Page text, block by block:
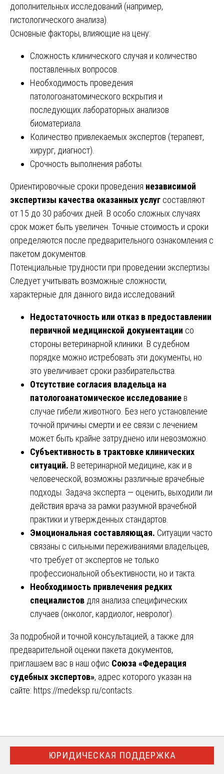
дополнительных исследований (например,
гистологического анализа).
Основные факторы, влияющие на цену:
Сложность клинического случая и количество
поставленных вопросов.
Необходимость проведения
патологоанатомического вскрытия и
последующих лабораторных анализов
биоматериала.
Количество привлекаемых экспертов (терапевт,
хирург, диагност).
Срочность выполнения работы.
Ориентировочные сроки проведения независимой
экспертизы качества оказанных услуг составляют
от 15 до 30 рабочих дней. В особо сложных случаях
срок может быть увеличен. Точные стоимость и сроки
определяются после предварительного ознакомления с
пакетом документов.
Потенциальные трудности при проведении экспертизы
Следует учитывать возможные сложности,
характерные для данного вида исследований:
Недостаточность или отказ в предоставлении
первичной медицинской документации со
стороны ветеринарной клиники. В судебном
порядке можно истребовать эти документы, но
это увеличивает сроки разбирательства.
Отсутствие согласия владельца на
патологоанатомическое исследование в
случае гибели животного. Без него установление
точной причины смерти и ее связи с лечением
может быть крайне затруднено или невозможно.
Субъективность в трактовке клинических
ситуаций. В ветеринарной медицине, как и в
человеческой, возможны различные врачебные
подходы. Задача эксперта — оценить, выходили ли
действия врача за рамки разумной врачебной
практики и утвержденных стандартов.
Эмоциональная составляющая. Ситуации часто
связаны с сильными переживаниями владельцев,
что требует от экспертов не только
профессиональной объективности, но и такта.
Необходимость привлечения редких
специалистов для анализа специфических
случаев (онколог, кардиолог, невролог).
За подробной и точной консультацией, а также для
предварительной оценки пакета документов,
приглашаем вас в наш офис Союза «Федерация
судебных экспертов», адрес которого указан на
сайте: https://medeksp.ru/contacts
ЮРИДИЧЕСКАЯ ПОДДЕРЖКА